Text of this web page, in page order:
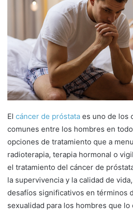
El cáncer de próstata es uno de los
comunes entre los hombres en
opciones de tratamiento que a
radioterapia, terapia hormonal o
el tratamiento del cáncer de
la supervivencia y la calidad de
desafíos significativos en términos
sexualidad para los hombres que lo